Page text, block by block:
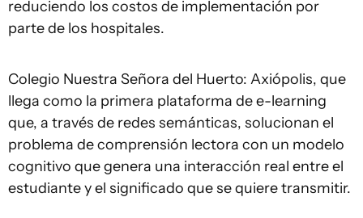
reduciendo los costos de implementación por
parte de los hospitales.
Colegio Nuestra Señora del Huerto: Axiópolis, que
llega como la primera plataforma de e-learning
que, a través de redes semánticas, solucionan el
problema de comprensión lectora con un modelo
cognitivo que genera una interacción real entre el
estudiante y el significado que se quiere transmitir.